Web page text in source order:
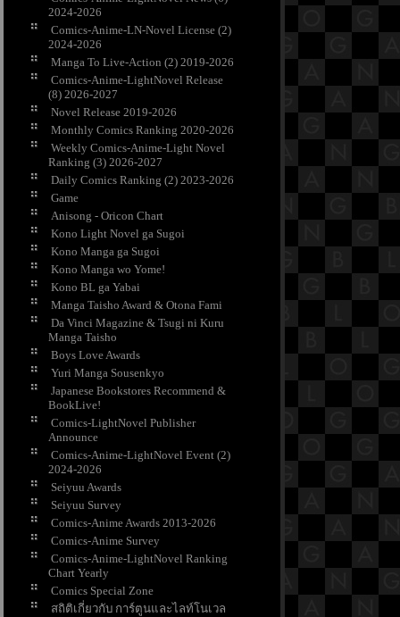
2024-2026
Comics-Anime-LN-Novel License (2)
2024-2026
Manga To Live-Action (2) 2019-2026
Comics-Anime-LightNovel Release
(8) 2026-2027
Novel Release 2019-2026
Monthly Comics Ranking 2020-2026
Weekly Comics-Anime-Light Novel
Ranking (3) 2026-2027
Daily Comics Ranking (2) 2023-2026
Game
Anisong - Oricon Chart
Kono Light Novel ga Sugoi
Kono Manga ga Sugoi
Kono Manga wo Yome!
Kono BL ga Yabai
Manga Taisho Award & Otona Fami
Da Vinci Magazine & Tsugi ni Kuru
Manga Taisho
Boys Love Awards
Yuri Manga Sousenkyo
Japanese Bookstores Recommend &
BookLive!
Comics-LightNovel Publisher
Announce
Comics-Anime-LightNovel Event (2)
2024-2026
Seiyuu Awards
Seiyuu Survey
Comics-Anime Awards 2013-2026
Comics-Anime Survey
Comics-Anime-LightNovel Ranking
Chart Yearly
Comics Special Zone
สถิติเกี่ยวกับ การ์ตูนและไลท์โนเวล